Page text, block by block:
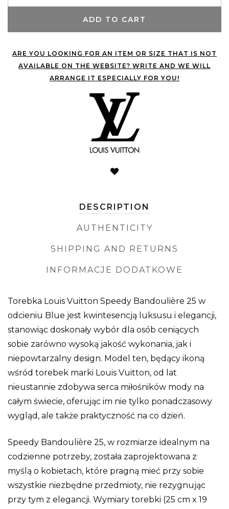
ADD TO CART
ARE YOU LOOKING FOR AN ITEM OR SIZE THAT IS NOT
AVAILABLE ON THE WEBSITE? WRITE AND WE WILL
ARRANGE IT ESPECIALLY FOR YOU!
DESCRIPTION
AUTHENTICITY
SHIPPING AND RETURNS
INFORMACJE DODATKOWE
Torebka Louis Vuitton Speedy Bandoulière 25 w
odcieniu Blue jest kwintesencją luksusu i elegancji,
stanowiąc doskonały wybór dla osób ceniących
sobie zarówno wysoką jakość wykonania, jak i
niepowtarzalny design. Model ten, będący ikoną
wśród torebek marki Louis Vuitton, od lat
nieustannie zdobywa serca miłośników mody na
całym świecie, oferując im nie tylko ponadczasowy
wygląd, ale także praktyczność na co dzień.
Speedy Bandoulière 25, w rozmiarze idealnym na
codzienne potrzeby, została zaprojektowana z
myślą o kobietach, które pragną mieć przy sobie
wszystkie niezbędne przedmioty, nie rezygnując
przy tym z elegancji. Wymiary torebki (25 cm x 19